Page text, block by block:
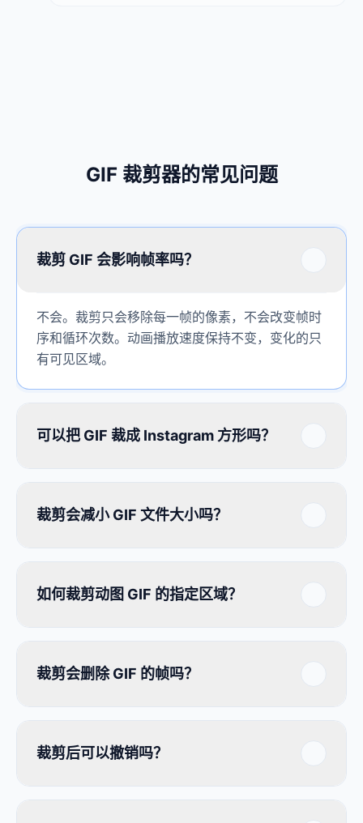
GIF 裁剪器的常见问题
裁剪 GIF 会影响帧率吗？
不会。裁剪只会移除每一帧的像素，不会改变帧时
序和循环次数。动画播放速度保持不变，变化的只
有可见区域。
可以把 GIF 裁成 Instagram 方形吗？
裁剪会减小 GIF 文件大小吗？
如何裁剪动图 GIF 的指定区域？
裁剪会删除 GIF 的帧吗？
裁剪后可以撤销吗？